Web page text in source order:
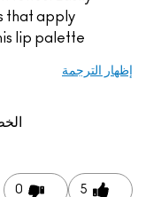
that apply
lip palette.
إظهار الترجمة
5
0